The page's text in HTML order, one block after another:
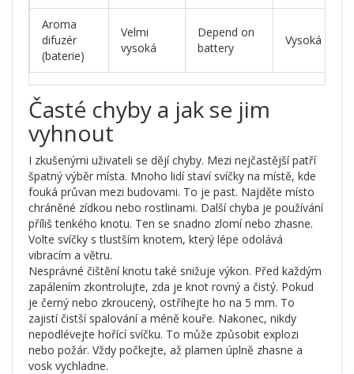
Aroma
difuzér
(baterie)
Velmi
vysoká
Depend on
battery
Vysoká
Časté chyby a jak se jim
vyhnout
I zkušenými uživateli se dějí chyby. Mezi nejčastější patří
špatný výběr místa. Mnoho lidí staví svíčky na místě, kde
fouká průvan mezi budovami. To je past. Najděte místo
chráněné zídkou nebo rostlinami. Další chyba je používání
příliš tenkého knotu. Ten se snadno zlomí nebo zhasne.
Volte svíčky s tlustším knotem, který lépe odolává
vibracím a větru.
Nesprávné čištění knotu také snižuje výkon. Před každým
zapálením zkontrolujte, zda je knot rovný a čistý. Pokud
je černý nebo zkroucený, ostříhejte ho na 5 mm. To
zajistí čistší spalování a méně kouře. Nakonec, nikdy
nepodlévejte hořící svíčku. To může způsobit explozi
nebo požár. Vždy počkejte, až plamen úplně zhasne a
vosk vychladne.